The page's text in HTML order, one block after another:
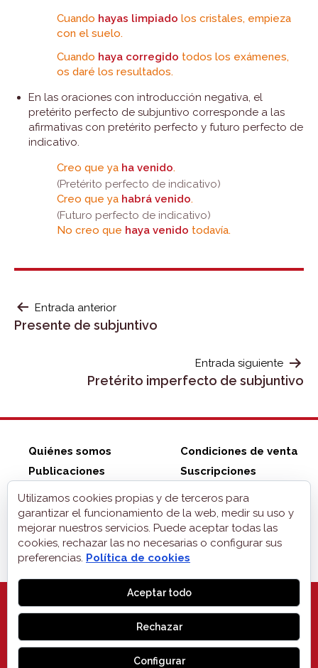
Cuando hayas limpiado los cristales, empieza
con el suelo.
Cuando haya corregido todos los exámenes,
os daré los resultados.
En las oraciones con introducción negativa, el
pretérito perfecto de subjuntivo corresponde a las
afirmativas con pretérito perfecto y futuro perfecto de
indicativo.
Creo que ya ha venido.
(Pretérito perfecto de indicativo)
Creo que ya habrá venido.
(Futuro perfecto de indicativo)
No creo que haya venido todavía.
NAVEGACIÓN
DE
Entrada anterior
Presente de subjuntivo
Entrada siguiente
Pretérito imperfecto de subjuntivo
Quiénes somos
Publicaciones
Tienda ZonaELE
Condiciones de venta
Suscripciones
Contacto
Aviso legal
Privacidad
Cookies
Utilizamos cookies propias y de terceros para
garantizar el funcionamiento de la web, medir su uso y
mejorar nuestros servicios. Puede aceptar todas las
cookies, rechazar las no necesarias o configurar sus
preferencias. Política de cookies
Aceptar todo
Rechazar
Configurar